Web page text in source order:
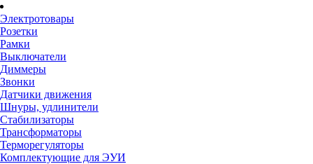
Электротовары
Розетки
Рамки
Выключатели
Диммеры
Звонки
Датчики движения
Шнуры, удлинители
Стабилизаторы
Трансформаторы
Терморегуляторы
Комплектующие для ЭУИ